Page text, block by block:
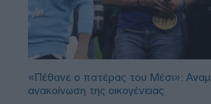
«Πέθανε ο πατέρας του Μέσι»:
ανακοίνωση της οικογένειας